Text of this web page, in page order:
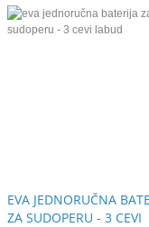
EVA JEDNORUČNA
ZA SUDOPERU - 3 CEVI